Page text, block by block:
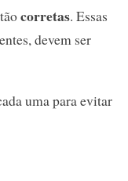
corretas. Essas
devem ser
uma para evitar